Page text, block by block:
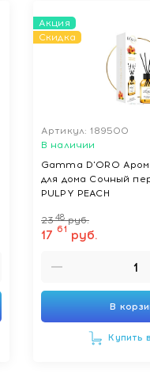
Акция
Скидка
Артикул: 189500
В наличии
Gamma D'ORO
для дома Сочный
PULPY PEACH
2348 руб.
17 61 руб.
В
Купить